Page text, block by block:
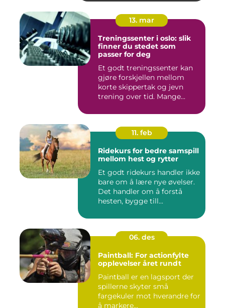
13. mar
Treningssenter i oslo: slik
finner du stedet som
passer for deg
Et godt treningssenter kan
gjøre forskjellen mellom
korte skippertak og jevn
trening over tid. Mange...
11. feb
Ridekurs for bedre samspill
mellom hest og rytter
Et godt ridekurs handler ikke
bare om å lære nye øvelser.
Det handler om å forstå
hesten, bygge till...
06. des
Paintball: For actionfylte
opplevelser året rundt
Paintball er en lagsport der
spillerne skyter små
fargekuler mot hverandre for
å markere...